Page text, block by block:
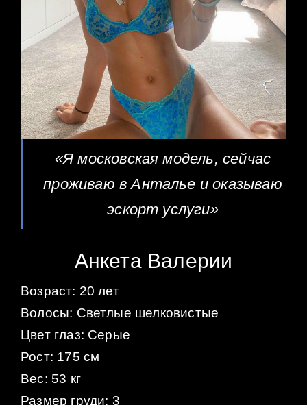
«Я московская модель, сейчас
проживаю в Анталье и оказываю
эскорт услуги»
Анкета Валерии
Возраст: 20 лет
Волосы: Светлые шелковистые
Цвет глаз: Серые
Рост: 175 см
Вес: 53 кг
Размер груди: 3